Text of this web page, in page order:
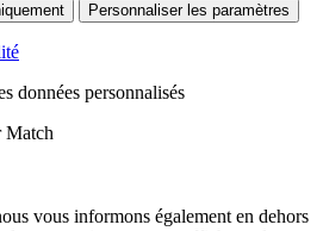
Personnaliser les paramètres
données personnalisés
Match
vous informons également en dehors